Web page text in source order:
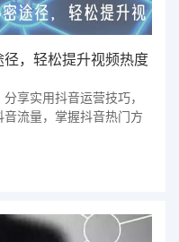
，轻松提升视频热度
享实用抖音运营技巧，
流量，掌握抖音热门方